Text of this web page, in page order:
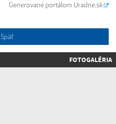
Generované portálom Uradne.sk
Späť
FOTOGALÉRIA